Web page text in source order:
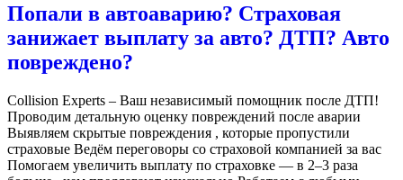
Попали в автоаварию? Страховая
занижает выплату за авто? ДТП? Авто
повреждено?
Collision Experts – Ваш независимый помощник после ДТП!
Проводим детальную оценку повреждений после аварии
Выявляем скрытые повреждения , которые пропустили
страховые Ведём переговоры со страховой компанией за вас
Помогаем увеличить выплату по страховке — в 2–3 раза